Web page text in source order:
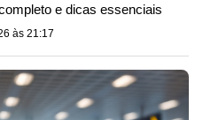
e dicas essenciais
às 21:17